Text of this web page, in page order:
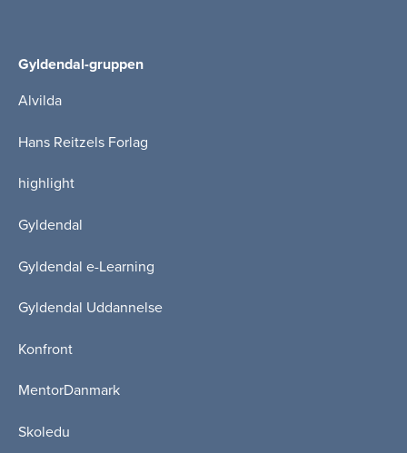
Gyldendal-gruppen
Alvilda
Hans Reitzels Forlag
highlight
Gyldendal
Gyldendal e-Learning
Gyldendal Uddannelse
Konfront
MentorDanmark
Skoledu